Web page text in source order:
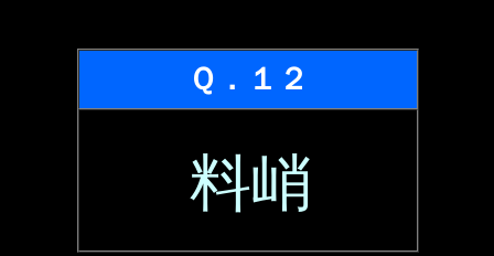
Ｑ．１２
料峭